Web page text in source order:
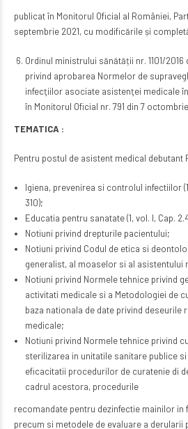
publicat în Monitorul Oficial al României,
septembrie 2021, cu modificările și
Ordinul ministrului sănătății nr. 1101/
privind aprobarea Normelor de
infecţiilor asociate asistenţei medicale
în Monitorul Oficial nr. 791 din 7
TEMATICA :
Pentru postul de asistent medical debutant
Igiena, prevenirea si controlul infectiilor
310);
Educatia pentru sanatate (1, vol. I, Cap. 2.4
Notiuni privind drepturile pacientului;
Notiuni privind Codul de etica si
generalist, al moaselor si al asistentului
Notiuni privind Normele tehnice privind
activitati medicale si a Metodologiei de
baza nationala de date privind deseurile
medicale;
Notiuni privind Normele tehnice privind
sterilizarea in unitatile sanitare publice
eficacitatii procedurilor de curatenie di
cadrul acestora, procedurile
recomandate pentru dezinfectie mainilor in
precum si metodele de evaluare a